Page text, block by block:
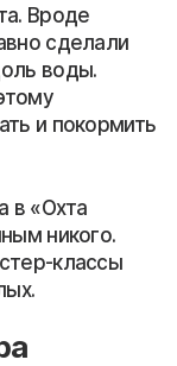
Вроде
сделали
воды.
и покормить
в «Охта
никого.
классы